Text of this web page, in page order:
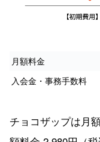
月額料金
入会金・事務手数料
チョコザップは月